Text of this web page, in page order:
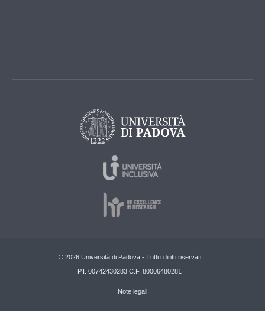
© 2026 Università di Padova - Tutti i diritti riservati
P.I. 00742430283 C.F. 80006480281
Note legali